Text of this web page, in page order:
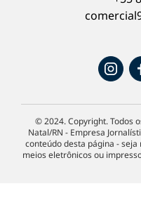
© 2024. Copyright. Todos
Natal/RN - Empresa
conteúdo desta página -
meios eletrônicos ou